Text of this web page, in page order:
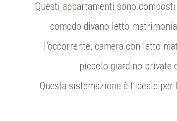
Questi appartamenti sono
comodo divano letto
l’occorrente, camera con letto
piccolo giardino private
Questa sistemazione è l’ideale